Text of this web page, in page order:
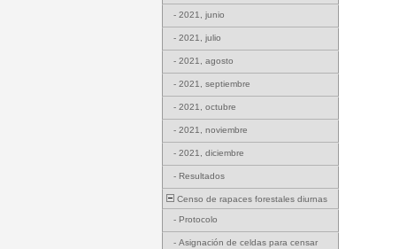
- 2021, junio
- 2021, julio
- 2021, agosto
- 2021, septiembre
- 2021, octubre
- 2021, noviembre
- 2021, diciembre
- Resultados
Censo de rapaces forestales diurnas
- Protocolo
- Asignación de celdas para censar